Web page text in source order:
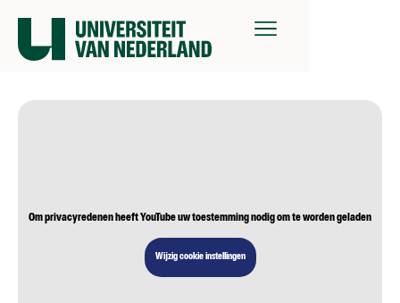
Om privacyredenen heeft YouTube uw toestemming nodig om te worden geladen
Wijzig cookie instellingen